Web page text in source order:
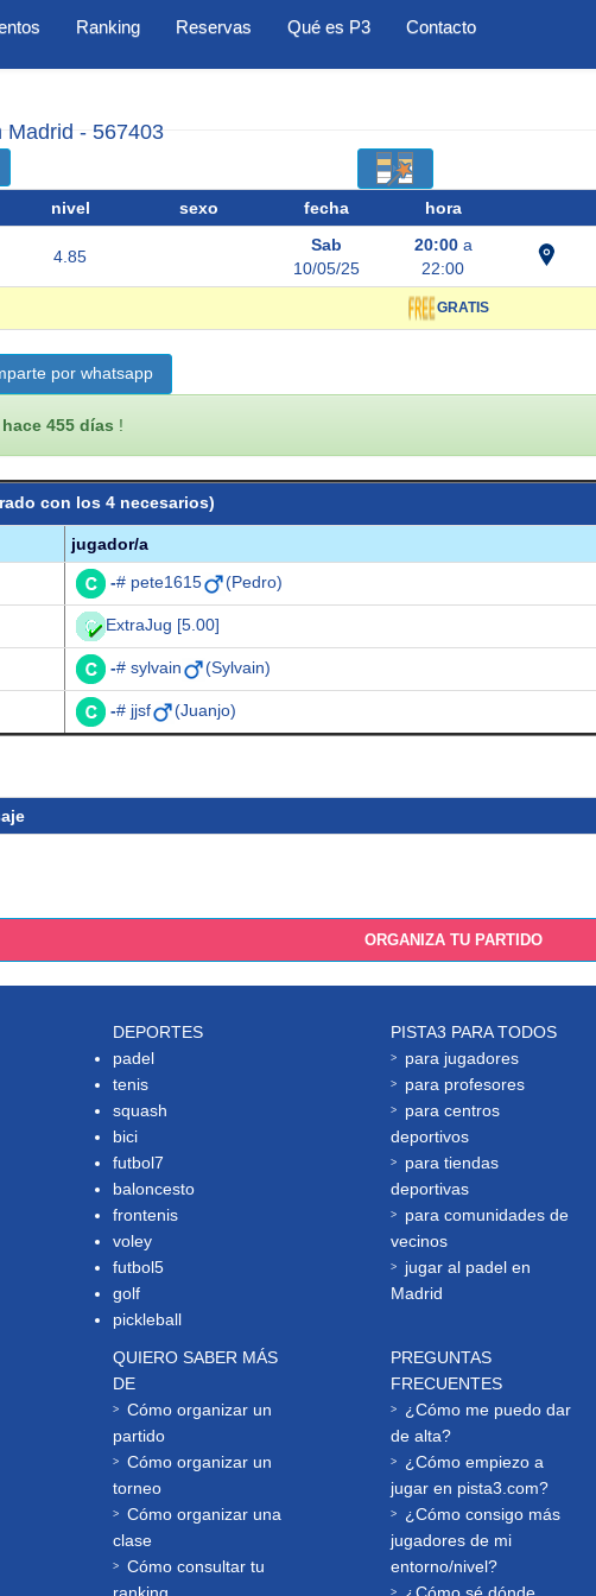
Ranking Reservas Qué es P3 Contacto
Madrid - 567403
nivel sexo fecha hora
4.85
Sab
10/05/25
20:00a
22:00
GRATIS
por whatsapp
455 días !
con los 4 necesarios)
jugador/a
-# pete1615 (Pedro)
ExtraJug [5.00]
-# sylvain (Sylvain)
-# jjsf (Juanjo)
ORGANIZA TU PARTIDO
DEPORTES
padel
tenis
squash
bici
futbol7
baloncesto
frontenis
voley
futbol5
golf
pickleball
PISTA3 PARA TODOS
para jugadores
para profesores
para centros
deportivos
para tiendas
deportivas
para comunidades de
vecinos
jugar al padel en
Madrid
QUIERO SABER MÁS
DE
Cómo organizar un
partido
Cómo organizar un
torneo
Cómo organizar una
clase
Cómo consultar tu
PREGUNTAS
FRECUENTES
¿Cómo me puedo dar
de alta?
¿Cómo empiezo a
jugar en pista3.com?
¿Cómo consigo más
jugadores de mi
entorno/nivel?